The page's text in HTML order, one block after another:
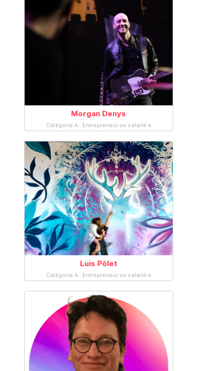
Morgan Denys
Catégorie A : Entrepreneur·se salarié·e
Luis Pôlet
Catégorie A : Entrepreneur·se salarié·e